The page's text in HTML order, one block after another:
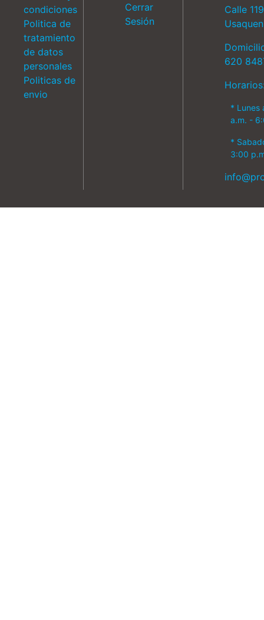
condiciones
Politica de
tratamiento
de datos
personales
Politicas de
envio
Cerrar
Sesión
Calle
620
* Lunes
a.m. -
*
3:00